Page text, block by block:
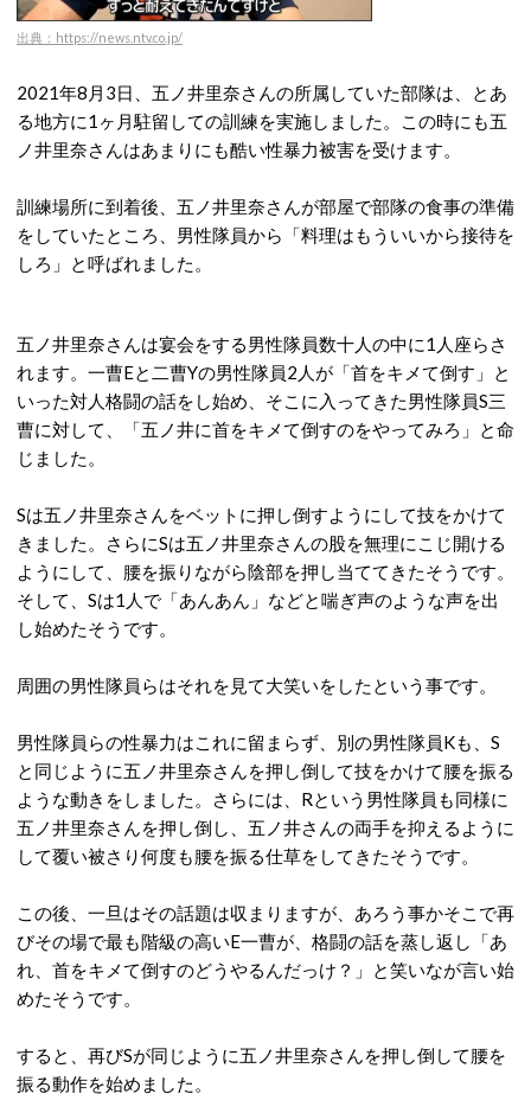
出典：https://news.ntv.co.jp/
2021年8月3日、五ノ井里奈さんの所属していた部隊は、とあ
る地方に1ヶ月駐留しての訓練を実施しました。この時にも五
ノ井里奈さんはあまりにも酷い性暴力被害を受けます。
訓練場所に到着後、五ノ井里奈さんが部屋で部隊の食事の準備
をしていたところ、男性隊員から「料理はもういいから接待を
しろ」と呼ばれました。
五ノ井里奈さんは宴会をする男性隊員数十人の中に1人座らさ
れます。一曹Eと二曹Yの男性隊員2人が「首をキメて倒す」と
いった対人格闘の話をし始め、そこに入ってきた男性隊員S三
曹に対して、「五ノ井に首をキメて倒すのをやってみろ」と命
じました。
Sは五ノ井里奈さんをベットに押し倒すようにして技をかけて
きました。さらにSは五ノ井里奈さんの股を無理にこじ開ける
ようにして、腰を振りながら陰部を押し当ててきたそうです。
そして、Sは1人で「あんあん」などと喘ぎ声のような声を出
し始めたそうです。
周囲の男性隊員らはそれを見て大笑いをしたという事です。
男性隊員らの性暴力はこれに留まらず、別の男性隊員Kも、S
と同じように五ノ井里奈さんを押し倒して技をかけて腰を振る
ような動きをしました。さらには、Rという男性隊員も同様に
五ノ井里奈さんを押し倒し、五ノ井さんの両手を抑えるように
して覆い被さり何度も腰を振る仕草をしてきたそうです。
この後、一旦はその話題は収まりますが、あろう事かそこで再
びその場で最も階級の高いE一曹が、格闘の話を蒸し返し「あ
れ、首をキメて倒すのどうやるんだっけ？」と笑いなが言い始
めたそうです。
すると、再びSが同じように五ノ井里奈さんを押し倒して腰を
振る動作を始めました。